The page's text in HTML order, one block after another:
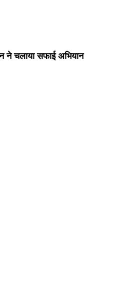
ने चलाया सफाई अभियान